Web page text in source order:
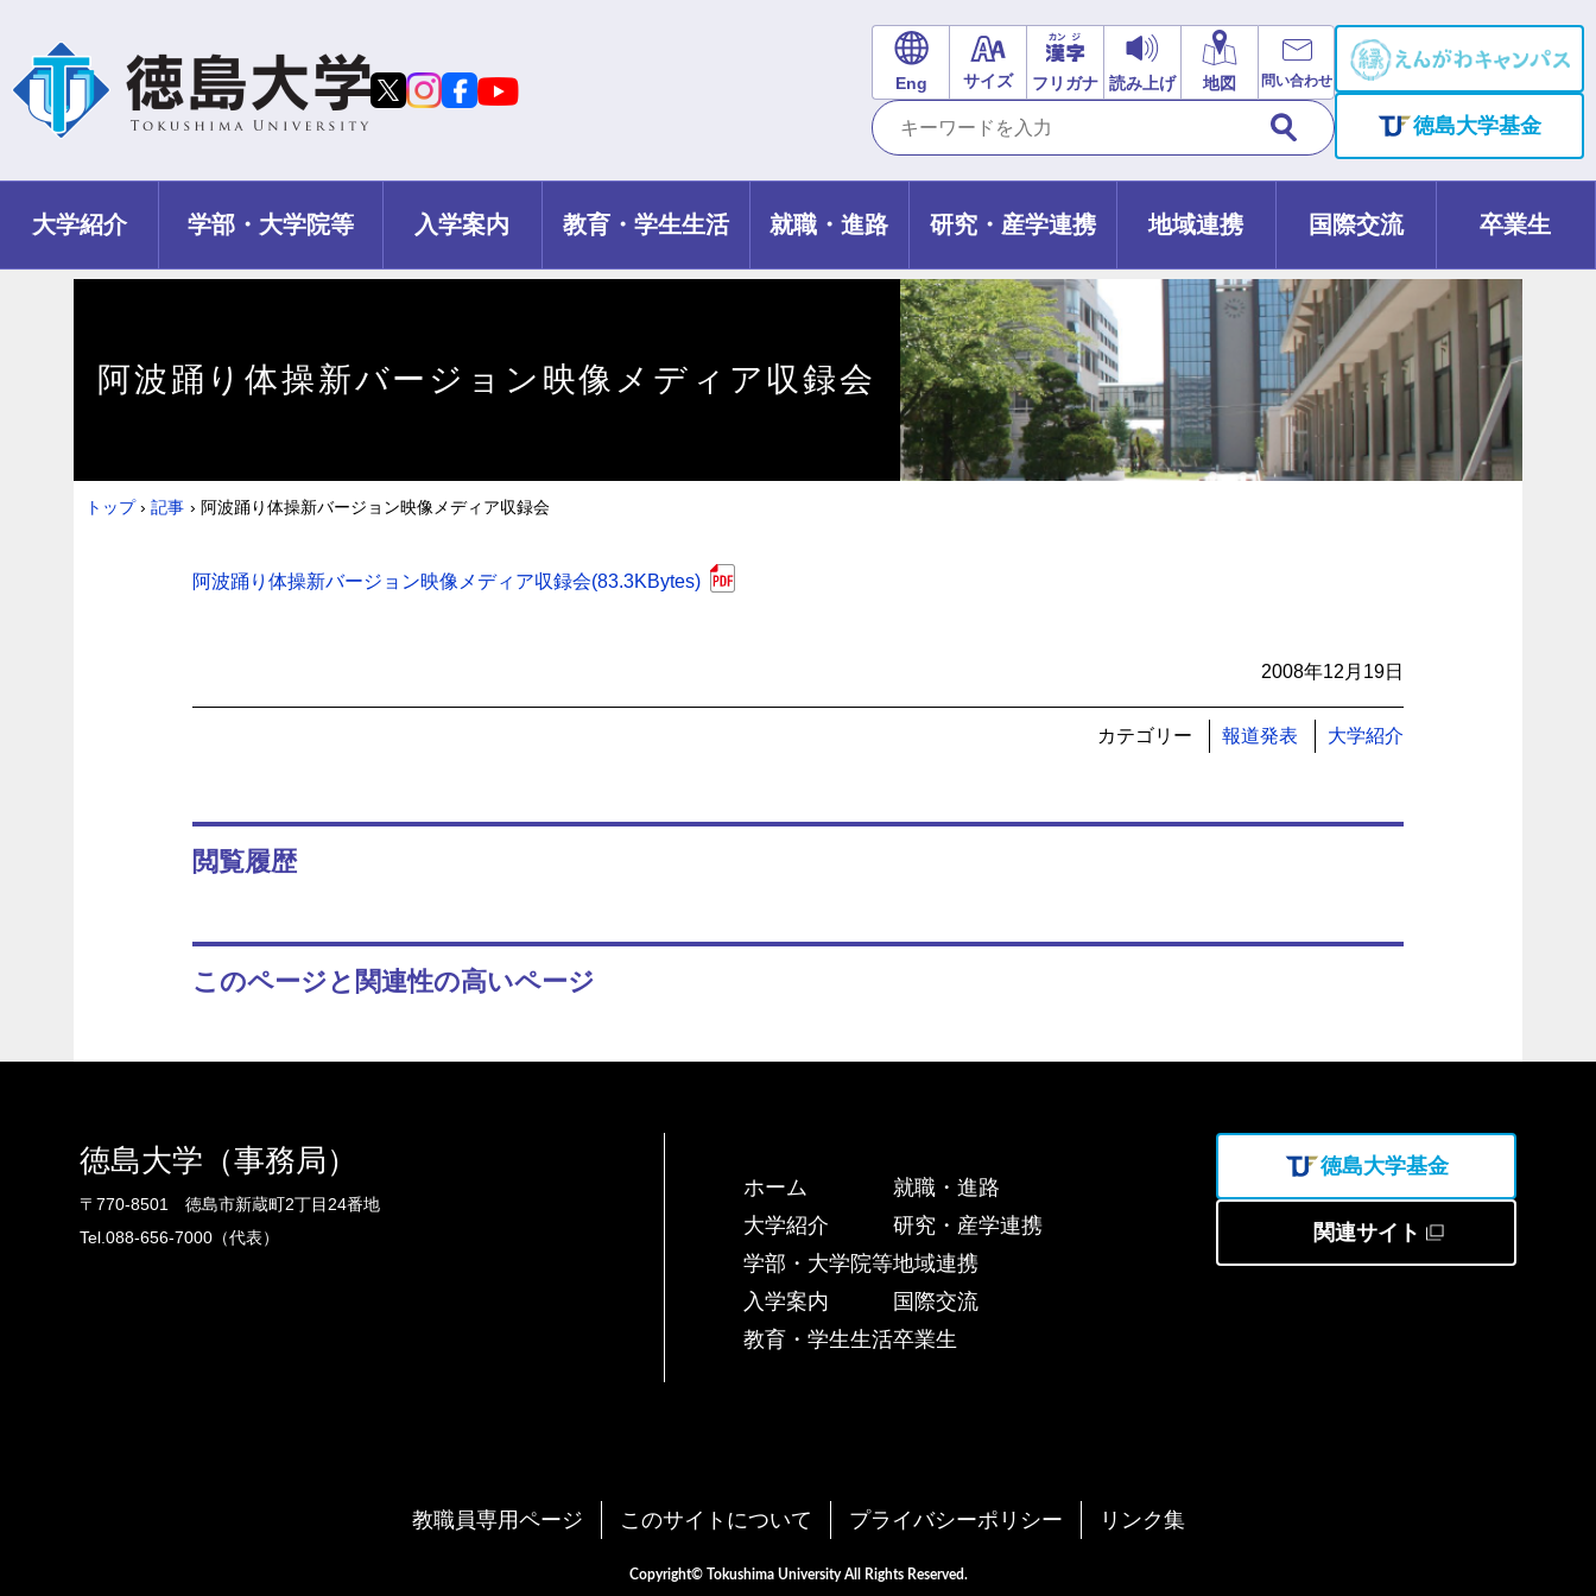
Eng サイズ フリガナ 読み上げ 地図 問い合わせ
徳島大学基金
大学紹介 学部・大学院等 入学案内 教育・学生生活 就職・進路 研究・産学連携 地域連携 国際交流 卒業生
阿波踊り体操新バージョン映像メディア収録会
トップ › 記事 › 阿波踊り体操新バージョン映像メディア収録会
阿波踊り体操新バージョン映像メディア収録会(83.3KBytes)
2008年12月19日
カテゴリー 報道発表 大学紹介
閲覧履歴
このページと関連性の高いページ
徳島大学（事務局）
〒770-8501 徳島市新蔵町2丁目24番地
Tel.088-656-7000（代表）
ホーム
大学紹介
学部・大学院等
入学案内
教育・学生生活
就職・進路
研究・産学連携
地域連携
国際交流
卒業生
徳島大学基金
関連サイト
教職員専用ページ このサイトについて プライバシーポリシー リンク集
Copyright© Tokushima University All Rights Reserved.